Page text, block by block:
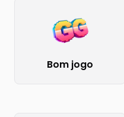
Bom jogo